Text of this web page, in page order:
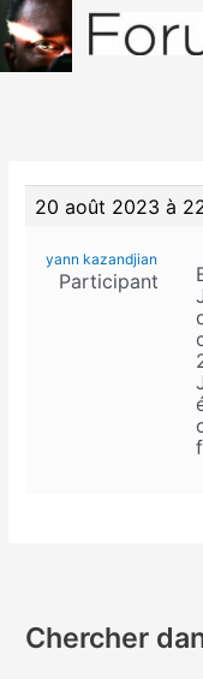
20 août 2023 à
yann kazandjian
Participant
Chercher